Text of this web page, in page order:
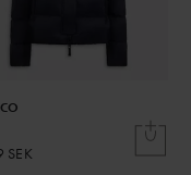
SEK